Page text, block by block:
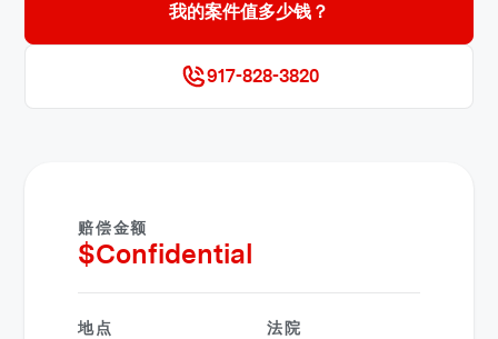
我的案件值多少钱？
917-828-3820
赔偿金额
$Confidential
地点
法院